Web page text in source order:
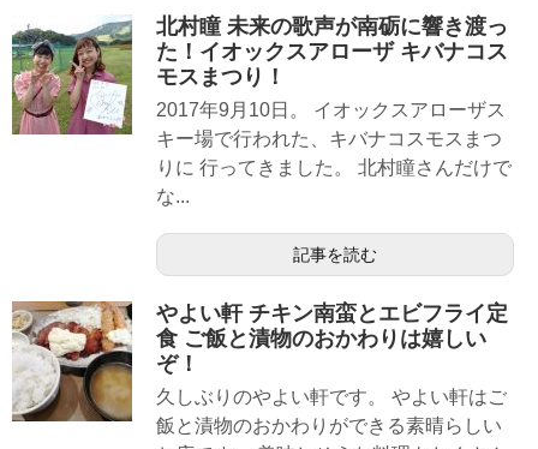
北村瞳 未来の歌声が南砺に響き渡っ
た！イオックスアローザ キバナコス
モスまつり！
2017年9月10日。 イオックスアローザス
キー場で行われた、キバナコスモスまつ
りに 行ってきました。 北村瞳さんだけで
な...
記事を読む
やよい軒 チキン南蛮とエビフライ定
食 ご飯と漬物のおかわりは嬉しい
ぞ！
久しぶりのやよい軒です。 やよい軒はご
飯と漬物のおかわりができる素晴らしい